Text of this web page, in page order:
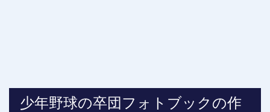
少年野球の卒団フォトブックの作